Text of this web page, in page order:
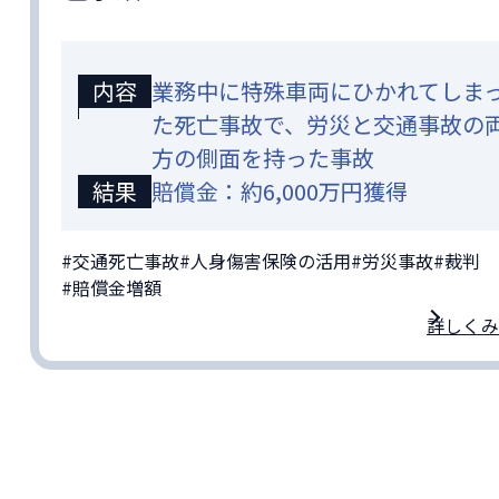
内容 業務中に特殊車両にひかれてしま
た死亡事故で、労災と交通事故の
方の側面を持った事故
結果 賠償金：約6,000万円獲得
#交通死亡事故#人身傷害保険の活用#労災事故#裁判
#賠償金増額
詳しく